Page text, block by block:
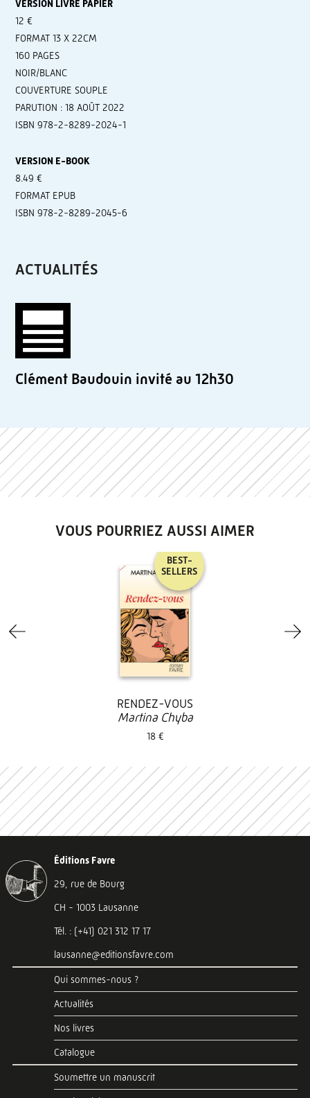
VERSION LIVRE PAPIER
12 €
FORMAT 13 X 22CM
160 PAGES
NOIR/BLANC
COUVERTURE SOUPLE
PARUTION : 18 AOÛT 2022
ISBN 978-2-8289-2024-1
VERSION E-BOOK
8.49 €
FORMAT EPUB
ISBN 978-2-8289-2045-6
ACTUALITÉS
Clément Baudouin invité au 12h30
VOUS POURRIEZ AUSSI AIMER
BEST-
SELLERS
RENDEZ-VOUS
Martina Chyba
18 €
Éditions Favre
29, rue de Bourg
CH - 1003 Lausanne
Tél. : (+41) 021 312 17 17
lausanne@editionsfavre.com
Qui sommes-nous ?
Actualités
Nos livres
Catalogue
Soumettre un manuscrit